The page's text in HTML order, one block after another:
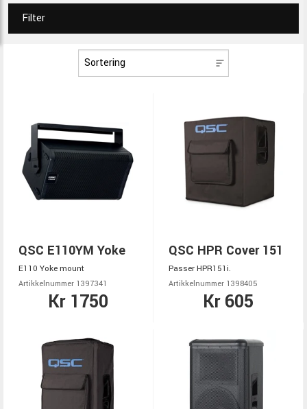
Filter
QSC E110YM Yoke
E110 Yoke mount
Artikkelnummer 1397341
Kr 1750
QSC HPR Cover 151
Passer HPR151i.
Artikkelnummer 1398405
Kr 605